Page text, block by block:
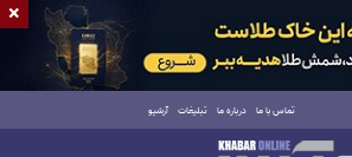
تماس با ما درباره ما تبلیغات آرشیو
جمعه ۱۶ مرداد ۱۴۰۵
×